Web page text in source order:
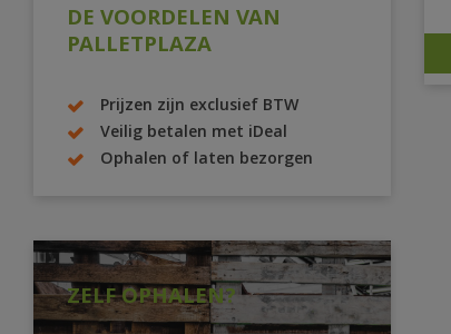
DE VOORDELEN VAN
PALLETPLAZA
Prijzen zijn exclusief BTW
Veilig betalen met iDeal
Ophalen of laten bezorgen
ZELF OPHALEN?